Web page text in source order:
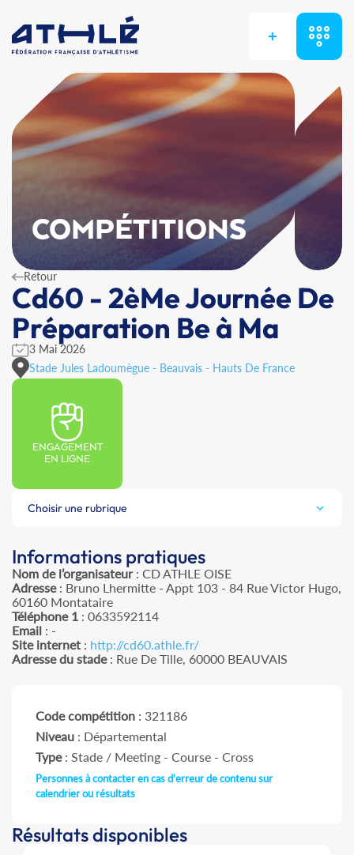
+
COMPÉTITIONS
Retour
Cd60 - 2èMe Journée De
Préparation Be à Ma
3 Mai 2026
Stade Jules Ladoumègue - Beauvais - Hauts De France
ENGAGEMENT
EN LIGNE
Choisir une rubrique
Informations pratiques
Nom de l’organisateur: CD ATHLE OISE
Adresse: Bruno Lhermitte - Appt 103 - 84 Rue Victor Hugo,
60160 Montataire
Téléphone 1 : 0633592114
Email : -
Site internet : http://cd60.athle.fr/
Adresse du stade: Rue De Tille, 60000 BEAUVAIS
Code compétition : 321186
Niveau : Départemental
Type: Stade / Meeting - Course - Cross
Personnes à contacter en cas d'erreur de contenu sur
calendrier ou résultats
Résultats disponibles